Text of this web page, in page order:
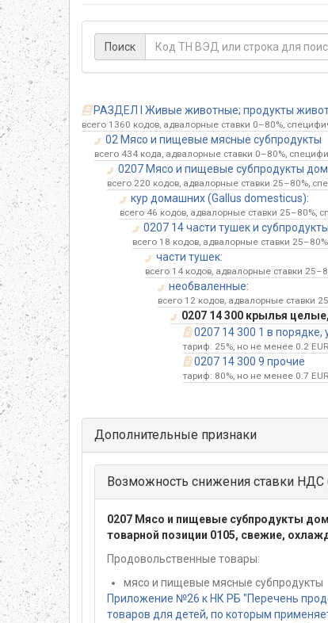
Поиск
РАЗДЕЛ I Живые животные; продукты
всего 1360 кодов, адвалорные ставки 0–80%,
02 Мясо и пищевые мясные субпродукты
всего 434 кода, адвалорные ставки 0–80%,
0207 Мясо и пищевые субпродукты
всего 220 кодов, адвалорные ставки 25–80%,
кур домашних (Gallus domesticus):
всего 46 кодов, адвалорные ставки 25–80%,
0207 14 части тушек и
всего 18 кодов, адвалорные ставки
части тушек:
всего 14 кодов, адвалорные ставки
необваленные:
всего 12 кодов, адвалорные ставки
0207 14 300 крылья
0207 14 300 1 в порядке,
тариф: 25%, но не менее 0.2
0207 14 300 9 прочие
тариф: 80%, но не менее 0.7
Дополнительные признаки
Возможность снижения ставки
0207 Мясо и пищевые субпродукты
товарной позиции 0105, свежие,
Продовольственные товары:
мясо и пищевые мясные субпродукты
Приложение №26 к НК РБ "Перечень
товаров для детей, по которым